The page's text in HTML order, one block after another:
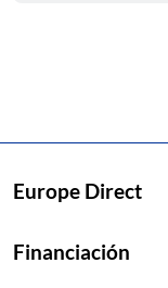
Europe Direct
Financiación